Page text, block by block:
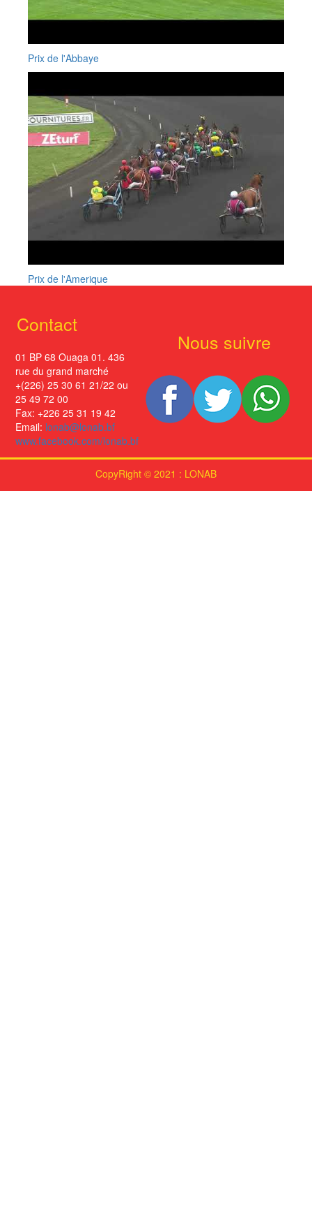
Prix de l'Abbaye
Prix de l'Amerique
Contact
01 BP 68 Ouaga 01. 436
rue du grand marché
+(226) 25 30 61 21/22 ou
25 49 72 00
Fax: +226 25 31 19 42
Email: lonab@lonab.bf
www.facebook.com/lonab.bf
Nous suivre
CopyRight © 2021 : LONAB